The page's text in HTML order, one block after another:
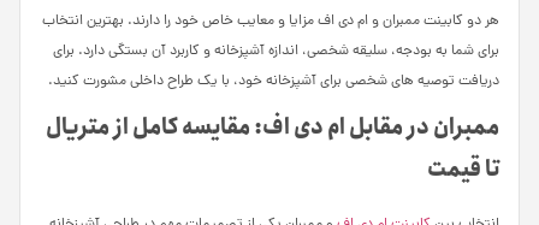
هر دو کابینت ممبران و ام دی اف مزایا و معایب خاص خود را دارند. بهترین انتخاب
برای شما به بودجه، سلیقه شخصی، اندازه آشپزخانه و کاربرد آن بستگی دارد. برای
دریافت توصیه های شخصی برای آشپزخانه خود، با یک طراح داخلی مشورت کنید.
ممبران در مقابل ام دی اف: مقایسه کامل از متریال
تا قیمت